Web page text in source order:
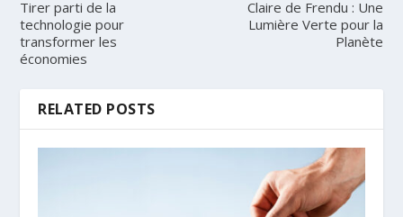
Tirer parti de la
technologie pour
transformer les
économies
Claire de Frendu : Une
Lumière Verte pour la
Planète
RELATED POSTS